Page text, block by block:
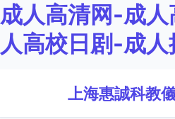
成人高清网-成
人高校日剧-成
上海惠誠科教